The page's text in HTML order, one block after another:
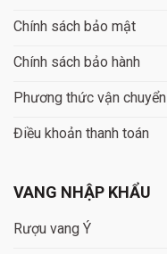
Chính sách bảo mật
Chính sách bảo hành
Phương thức vận chuyển
Điều khoản thanh toán
VANG NHẬP KHẨU
Rượu vang Ý